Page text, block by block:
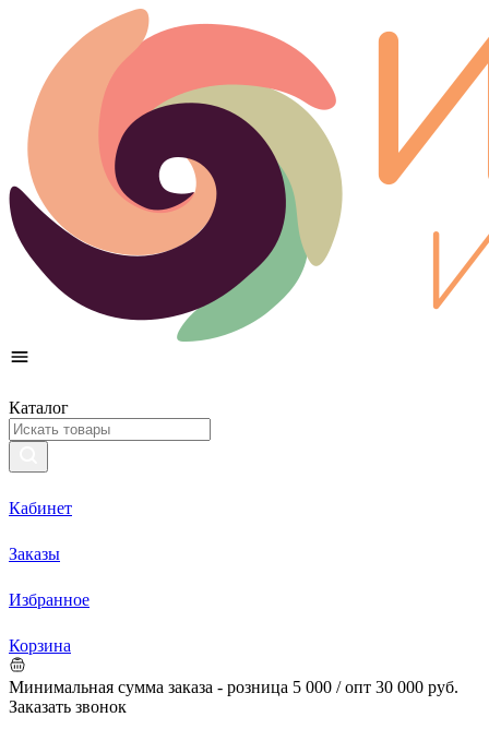
Каталог
Кабинет
Заказы
Избранное
Корзина
Минимальная сумма заказа - розница 5 000 / опт 30 000 руб.
Заказать звонок